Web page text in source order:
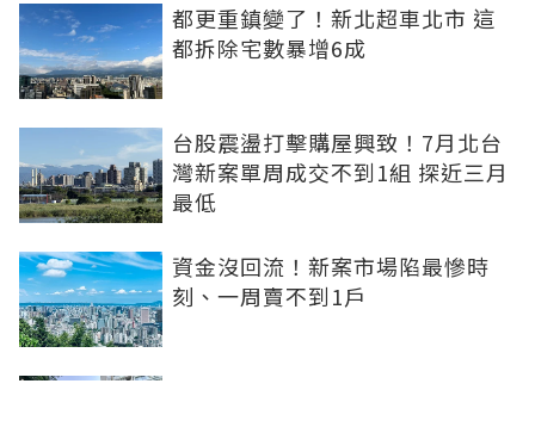
都更重鎮變了！新北超車北市 這
都拆除宅數暴增6成
台股震盪打擊購屋興致！7月北台
灣新案單周成交不到1組 探近三月
最低
資金沒回流！新案市場陷最慘時
刻、一周賣不到1戶